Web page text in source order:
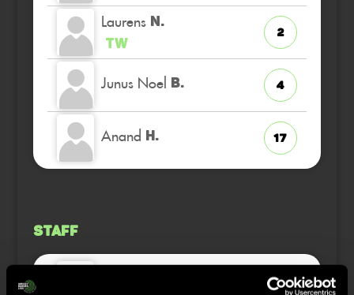
Laurens N.
TW
2
Junus Noel B. 4
Anand H. 17
Staff